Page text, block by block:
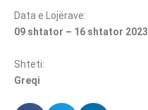
Data e Lojërave:
09 shtator – 16 shtator 2023
Shteti:
Greqi